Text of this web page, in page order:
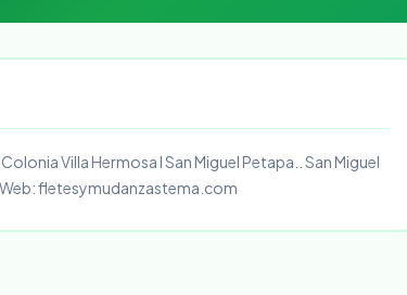
Villa Hermosa I San Miguel Petapa.. San Miguel
fletesymudanzastema.com